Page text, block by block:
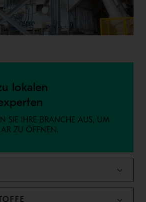
lokalen
SIE IHRE BRANCHE AUS, UM
ZU ÖFFNEN.